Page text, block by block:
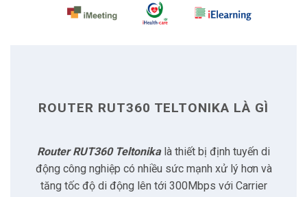
Router RUT360 Teltonika là gì
ROUTER RUT360 TELTONIKA LÀ GÌ
Router RUT360 Teltonikalà thiết bị định tuyến di
động công nghiệp có nhiều sức mạnh xử lý hơn và
tăng tốc độ di động lên tới 300Mbps với Carrier